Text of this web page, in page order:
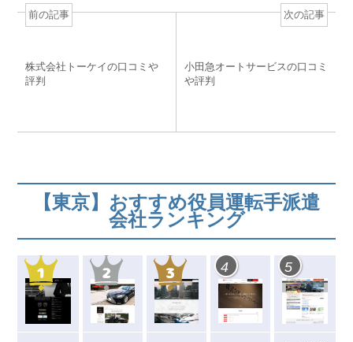
o
k
前の記事
株式会社トーケイの口コミや
評判
次の記事
小田急オートサービスの口コミ
や評判
【東京】おすすめ役員運転手派遣
会社ランキング
4 5